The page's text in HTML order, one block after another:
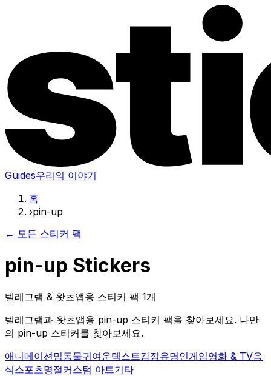
Guides우리의 이야기
홈
›pin-up
← 모든 스티커 팩
pin-up Stickers
텔레그램 & 왓츠앱용 스티커 팩 1개
텔레그램과 왓츠앱용 pin-up 스티커 팩을 찾아보세요. 나만
의 pin-up 스티커를 찾아보세요.
애니메이션밈동물귀여운텍스트감정유명인게임영화 & TV음
식스포츠명절커스텀 아트기타